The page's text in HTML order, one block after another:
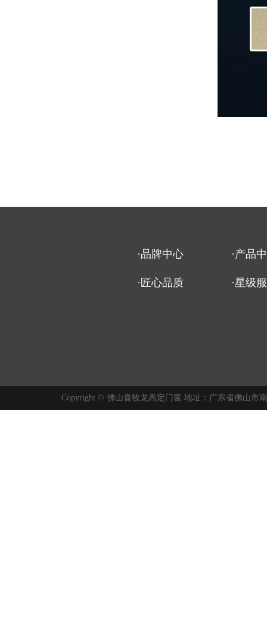
·品牌中心 ·产品
·匠心品质 ·星级
Copyright © 佛山喜牧龙高定门窗 地址：广东省佛山市